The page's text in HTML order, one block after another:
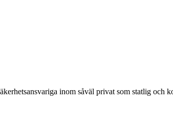
inom såväl privat som statlig och